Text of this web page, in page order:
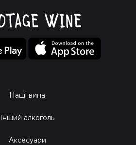
Наші вина
Інший алкоголь
Аксесуари